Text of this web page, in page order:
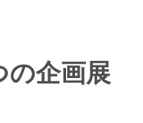
の企画展